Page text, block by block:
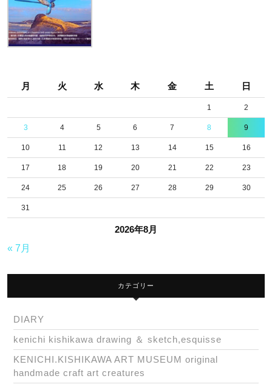
が
転
2026年8月
月 火 水 木 金 土 日
1 2
3 4 5 6 7 8 9
10 11 12 13 14 15 16
17 18 19 20 21 22 23
24 25 26 27 28 29 30
31
« 7月
カテゴリー
DIARY
kenichi kishikawa drawing ＆ sketch,esquisse
KENICHI.KISHIKAWA ART MUSEUM original
handmade craft art creatures